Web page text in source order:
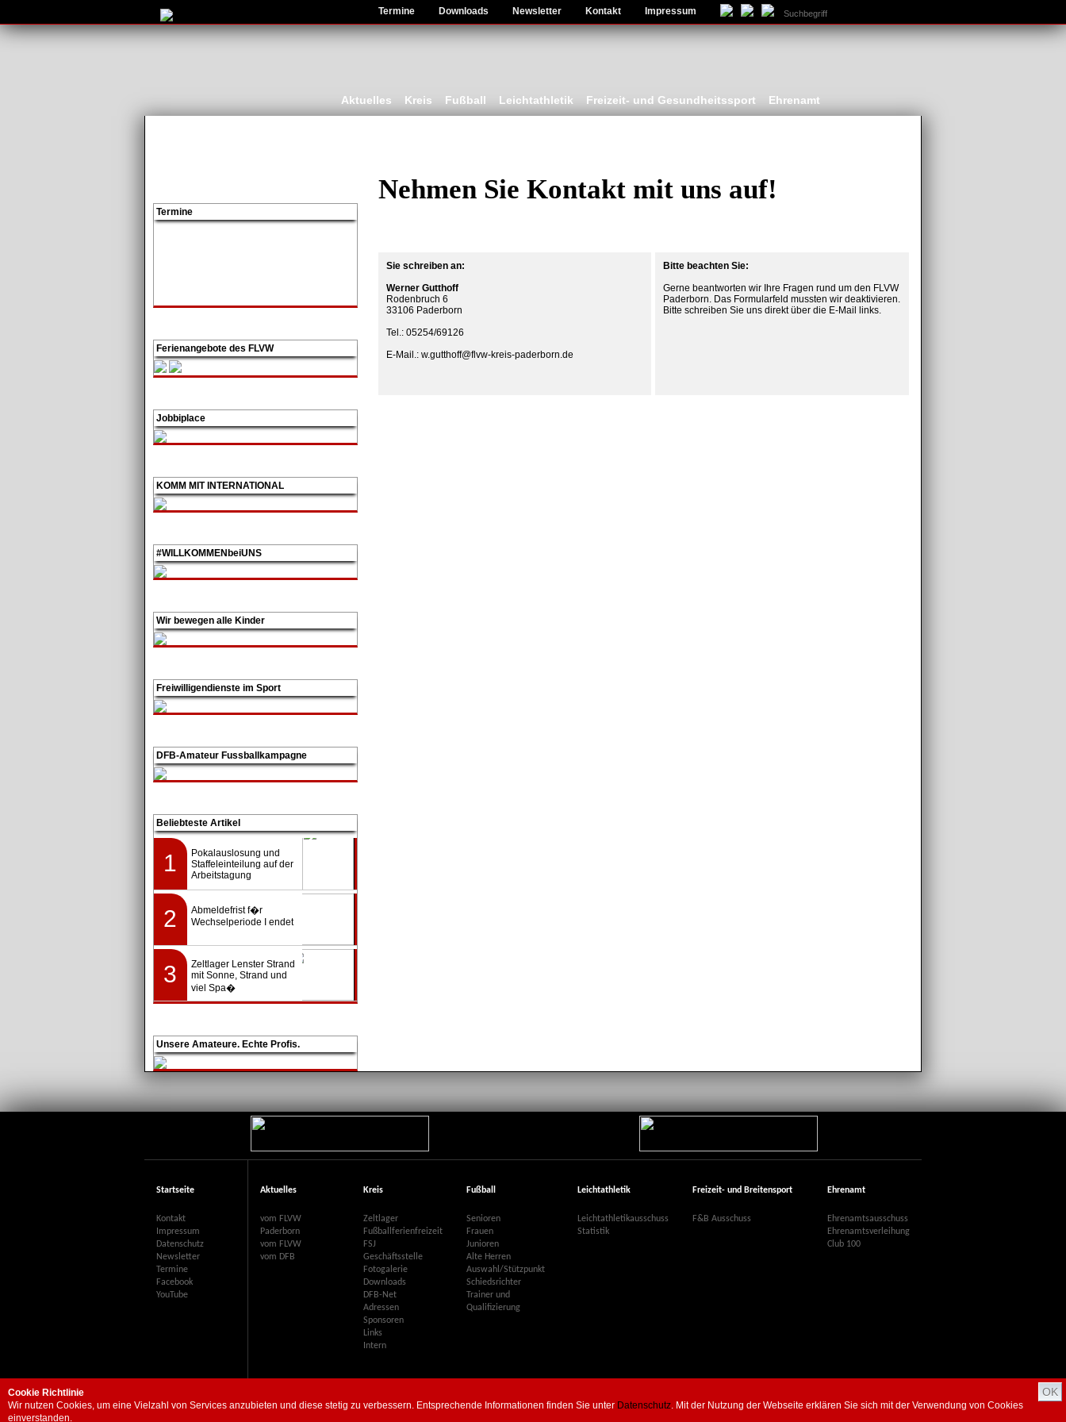
Cookie Richtlinie
Wir nutzen Cookies, um eine Vielzahl von Services anzubieten und diese stetig zu verbessern. Entsprechende Informationen finden Sie unter Datenschutz. Mit der Nutzung der Webseite erklären Sie sich mit der Verwendung von Cookies
einverstanden.
OK
Termine Downloads Newsletter Kontakt Impressum
Aktuelles Kreis Fußball Leichtathletik Freizeit- und Gesundheitssport Ehrenamt
Termine
Ferienangebote des FLVW
Jobbiplace
KOMM MIT INTERNATIONAL
#WILLKOMMEN beiUNS
Wir bewegen alle Kinder
Freiwilligendienste im Sport
DFB-Amateur Fussballkampagne
Beliebteste Artikel
1
Pokalauslosung und
Staffeleinteilung auf der
Arbeitstagung
2
Abmeldefrist f�r
Wechselperiode I endet
3
Zeltlager Lenster Strand
mit Sonne, Strand und
viel Spa�
Unsere Amateure. Echte Profis.
Nehmen Sie Kontakt mit uns auf!
Sie schreiben an:
Werner Gutthoff
Rodenbruch 6
33106 Paderborn
Tel.: 05254/69126
E-Mail.: w.gutthoff@flvw-kreis-paderborn.de
Bitte beachten Sie:
Gerne beantworten wir Ihre Fragen rund um den FLVW
Paderborn. Das Formularfeld mussten wir deaktivieren.
Bitte schreiben Sie uns direkt über die E-Mail links.
Startseite
Kontakt
Impressum
Datenschutz
Newsletter
Termine
Facebook
YouTube
Aktuelles
vom FLVW
Paderborn
vom FLVW
vom DFB
Kreis
Zeltlager
Fußballferienfreizeit
FSJ
Geschäftsstelle
Fotogalerie
Downloads
DFB-Net
Adressen
Sponsoren
Links
Intern
Fußball
Senioren
Frauen
Junioren
Alte Herren
Auswahl/Stützpunkt
Schiedsrichter
Trainer und
Qualifizierung
Leichtathletik
Leichtathletikausschuss
Statistik
Freizeit- und Breitensport
F&B Ausschuss
Ehrenamt
Ehrenamtsausschuss
Ehrenamtsverleihung
Club 100